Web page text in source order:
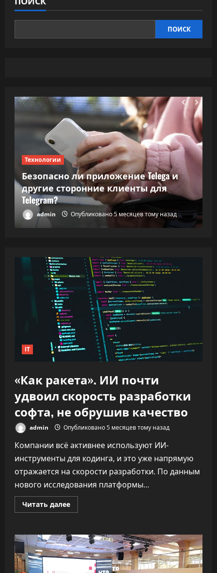
ПОИСК
Технологии
Безопасно ли приложение Telega и
другие сторонние клиенты для
Telegram?
admin Опубликовано 5 месяцев тому назад
IT
«Как ракета». ИИ почти
удвоил скорость разработки
софта, не обрушив качество
admin Опубликовано 5 месяцев тому назад
Компании всё активнее используют ИИ-
инструменты для кодинга, и это уже напрямую
отражается на скорости разработки. По данным
нового исследования платформы...
Читать далееПрочитать
больше
ИИ
почти
удвоил
скорость
разработки